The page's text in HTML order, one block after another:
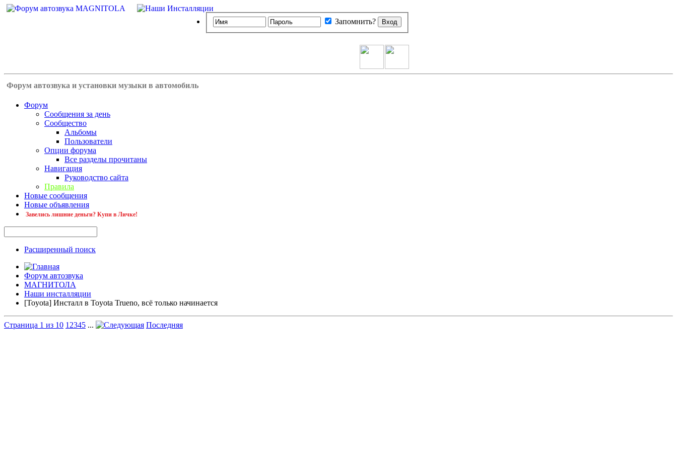
Запомнить?
Форум автозвука и установки музыки в автомобиль
Форум
Сообщения за день
Сообщество
Альбомы
Пользователи
Опции форума
Все разделы прочитаны
Навигация
Руководство сайта
Правила
Новые сообщения
Новые объявления
Завелись лишние деньги? Купи в Личке!
Расширенный поиск
Форум автозвука
МАГНИТОЛА
Наши инсталляции
[Toyota] Инсталл в Toyota Trueno, всё только начинается
Страница 1 из 10 1 2345 ... Последняя